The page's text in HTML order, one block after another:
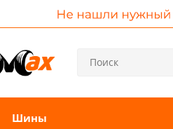
Шины